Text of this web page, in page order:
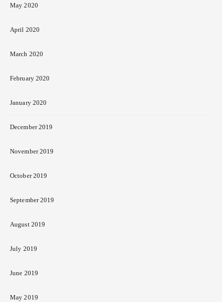
May 2020
April 2020
March 2020
February 2020
January 2020
December 2019
November 2019
October 2019
September 2019
August 2019
July 2019
June 2019
May 2019